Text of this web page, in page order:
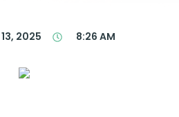
2025 8:26 AM